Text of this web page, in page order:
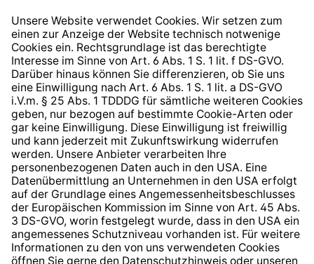
Widerrufsrecht
Hinweisgeberschutzsystem
Barrierefreiheit